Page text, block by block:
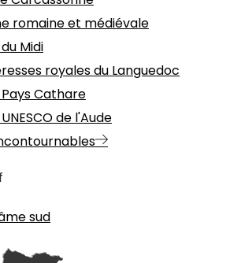
romaine et médiévale
Midi
royales du Languedoc
Pays Cathare
de l'Aude
sud